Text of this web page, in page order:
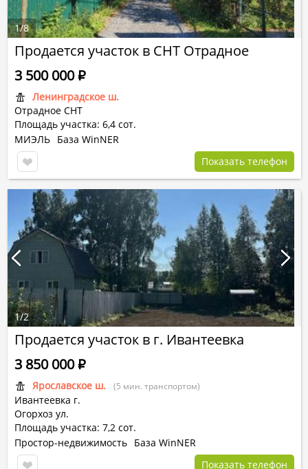
Продается участок в СНТ Отрадное
Ленинградское ш.
Отрадное СНТ
Площадь участка: 6,4 сот.
3 500 000Р
МИЭЛЬ База WinNER
Показать телефон
1/8
Продается участок в г. Ивантеевка
Ярославское ш. (5 мин. транспортом)
Ивантеевка г.
Огорхоз ул.
Площадь участка: 7,2 сот.
3 850 000Р
Простор-недвижимость База WinNER
Показать телефон
1/2